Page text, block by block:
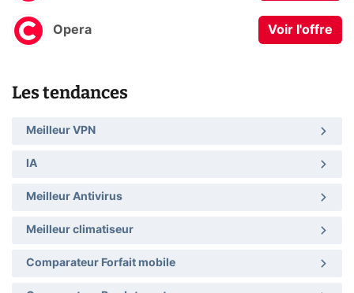
Opera Voir l'offre
Les tendances
Meilleur VPN
IA
Meilleur Antivirus
Meilleur climatiseur
Comparateur Forfait mobile